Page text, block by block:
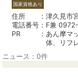
国家資格あり
住所
津久見市
電話番号
F兼
PR
あん摩マ
体、リフ
ニュース：0件